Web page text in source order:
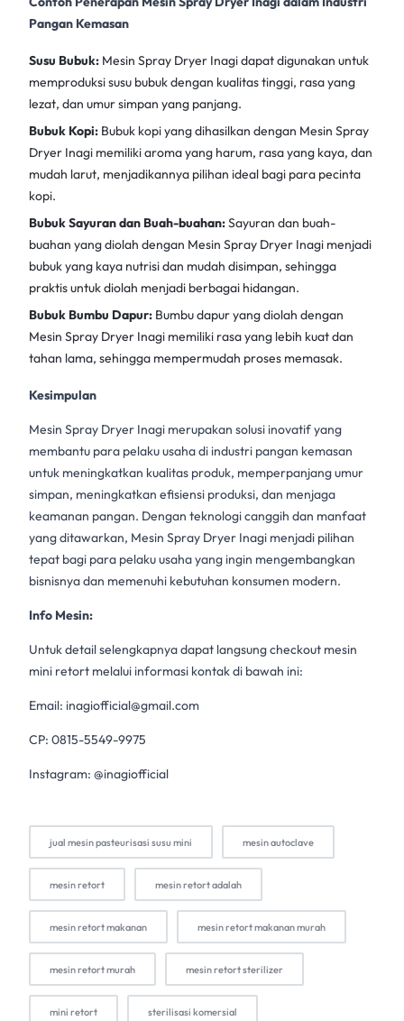
Pangan Kemasan
Susu Bubuk: Mesin Spray Dryer Inagi dapat digunakan untuk
memproduksi susu bubuk dengan kualitas tinggi, rasa yang
lezat, dan umur simpan yang panjang.
Bubuk Kopi: Bubuk kopi yang dihasilkan dengan Mesin Spray
Dryer Inagi memiliki aroma yang harum, rasa yang kaya, dan
mudah larut, menjadikannya pilihan ideal bagi para pecinta
kopi.
Bubuk Sayuran dan Buah-buahan:Sayuran dan buah-
buahan yang diolah dengan Mesin Spray Dryer Inagi menjadi
bubuk yang kaya nutrisi dan mudah disimpan, sehingga
praktis untuk diolah menjadi berbagai hidangan.
Bubuk Bumbu Dapur: Bumbu dapur yang diolah dengan
Mesin Spray Dryer Inagi memiliki rasa yang lebih kuat dan
tahan lama, sehingga mempermudah proses memasak.
Kesimpulan
Mesin Spray Dryer Inagi merupakan solusi inovatif yang
membantu para pelaku usaha di industri pangan kemasan
untuk meningkatkan kualitas produk, memperpanjang umur
simpan, meningkatkan efisiensi produksi, dan menjaga
keamanan pangan. Dengan teknologi canggih dan manfaat
yang ditawarkan, Mesin Spray Dryer Inagi menjadi pilihan
tepat bagi para pelaku usaha yang ingin mengembangkan
bisnisnya dan memenuhi kebutuhan konsumen modern.
Info Mesin:
Untuk detail selengkapnya dapat langsung checkout mesin
mini retort melalui informasi kontak di bawah ini:
Email: inagiofficial@gmail.com
CP: 0815-5549-9975
Instagram: @inagiofficial
jual mesin pasteurisasi susu mini mesin autoclave
mesin retort mesin retort adalah
mesin retort makanan mesin retort makanan murah
mesin retort murah mesin retort sterilizer
mini retort sterilisasi komersial